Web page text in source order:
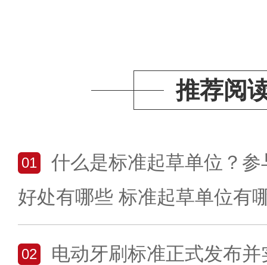
推荐阅
01
什么是标准起草单位？
好处有哪些 标准起草单位有
02
电动牙刷标准正式发布